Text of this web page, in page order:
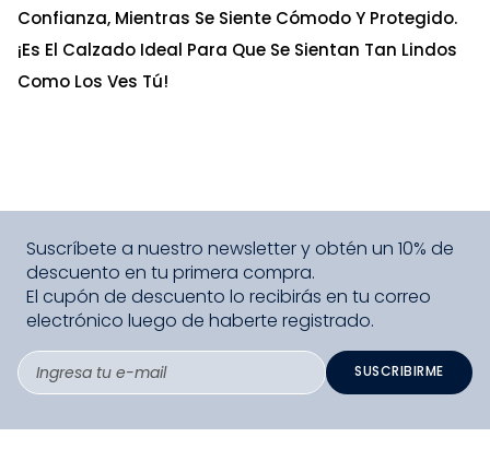
Confianza, Mientras Se Siente Cómodo Y Protegido.
¡Es El Calzado Ideal Para Que Se Sientan Tan Lindos
Como Los Ves Tú!
Suscríbete a nuestro newsletter y obtén un 10% de
descuento en tu primera compra.
El cupón de descuento lo recibirás en tu correo
electrónico luego de haberte registrado.
SUSCRIBIRME